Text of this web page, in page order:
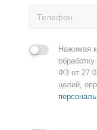
Нажимая
ФЗ от
целей,